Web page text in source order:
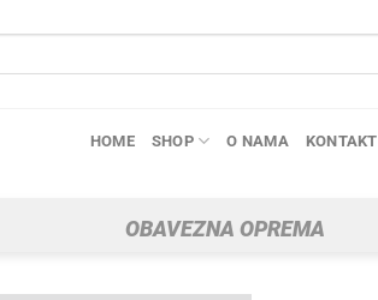
HOME SHOP O NAMA KONTAKT
OBAVEZNA OPREMA